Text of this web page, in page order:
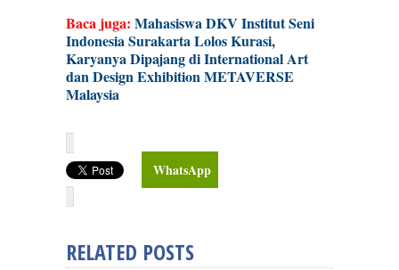
Baca juga: Mahasiswa DKV Institut Seni
Indonesia Surakarta Lolos Kurasi,
Karyanya Dipajang di International Art
dan Design Exhibition METAVERSE
Malaysia
WhatsApp
RELATED POSTS